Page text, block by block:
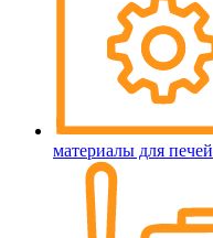
материалы для печей